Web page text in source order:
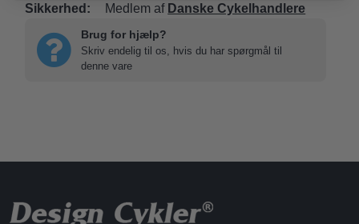
Sikkerhed:
Medlem af Danske Cykelhandlere
Brug for hjælp?
Skriv endelig til os, hvis du har spørgmål til
denne vare